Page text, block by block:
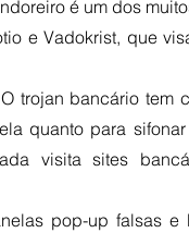
é um dos
e Vadokrist, que
trojan bancário
quanto para
visita sites
pop-up falsas